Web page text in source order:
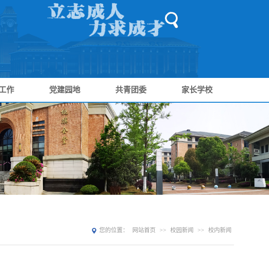
作 党建园地 共青团委 家长学校
您的位置： 网站首页 >> 校园新闻 >> 校内新闻